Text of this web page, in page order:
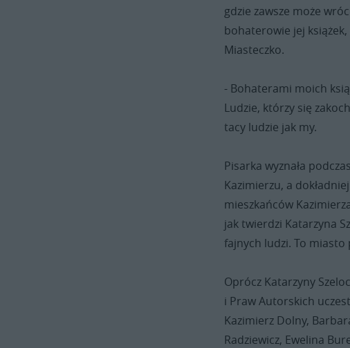
gdzie zawsze może
bohaterowie jej
Miasteczko.
- Bohaterami moich
Ludzie, którzy się
tacy ludzie jak my.
Pisarka wyznała
Kazimierzu, a
mieszkańców
jak twierdzi Katarzyna
fajnych ludzi. To
Oprócz Katarzyny
i Praw Autorskich
Kazimierz Dolny,
Radziewicz, Ewelina